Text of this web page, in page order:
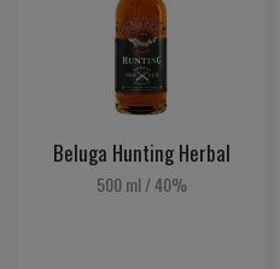
Beluga Hunting Herbal
500 ml /40%